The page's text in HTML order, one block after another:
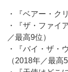
・『ベアー・ク
・『ザ・ファイ
／最高9位）
・『バイ・ザ・
（2018年／最高5